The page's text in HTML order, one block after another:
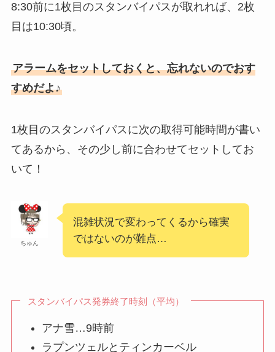
8:30前に1枚目のスタンバイパスが取れれば、2枚
目は10:30頃。
アラームをセットしておくと、忘れないのでおす
すめだよ♪
1枚目のスタンバイパスに次の取得可能時間が書い
てあるから、その少し前に合わせてセットしてお
いて！
ちゅん
混雑状況で変わってくるから確実
ではないのが難点…
スタンバイパス発券終了時刻（平均）
アナ雪…9時前
ラプンツェルとティンカーベル